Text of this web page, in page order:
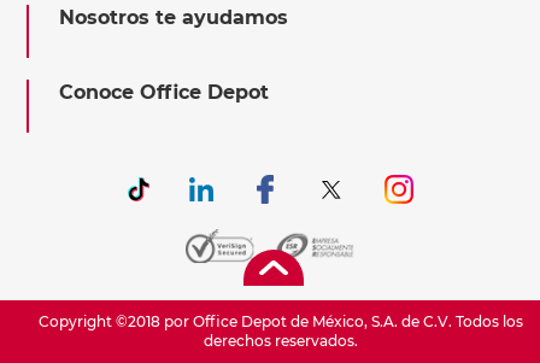
Nosotros te ayudamos
Conoce Office Depot
Copyright ©2018 por Office Depot de México, S.A. de C.V. Todos los
derechos reservados.